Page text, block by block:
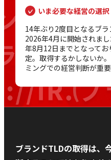
いま必要な経営の選択
14年ぶり2度目となるブラ
2026年4月に開始されま
年8月12日までとなって
定。取得するかしないか
ミングでの経営判断が重要
ブランドTLDの取得は、